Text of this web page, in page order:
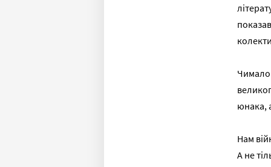
юнака,
Нам
А не